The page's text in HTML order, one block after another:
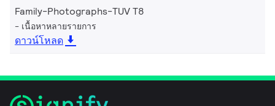
Family-Photographs-TUV T8
เนื้อหาหลายรายการ
ดาวน์โหลด